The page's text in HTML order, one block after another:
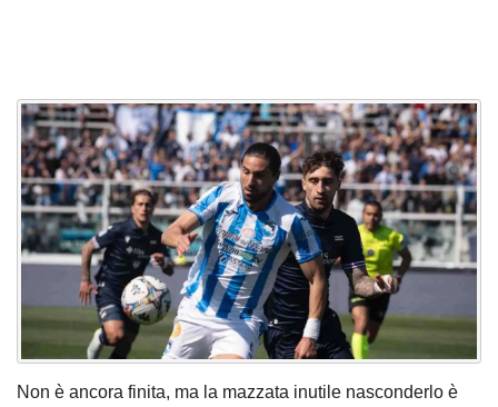
Non è ancora finita, ma la mazzata inutile nasconderlo è